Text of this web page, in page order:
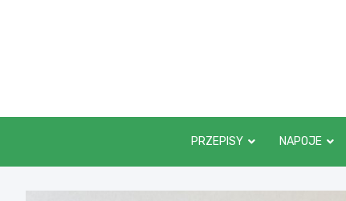
PRZEPISY NAPOJE